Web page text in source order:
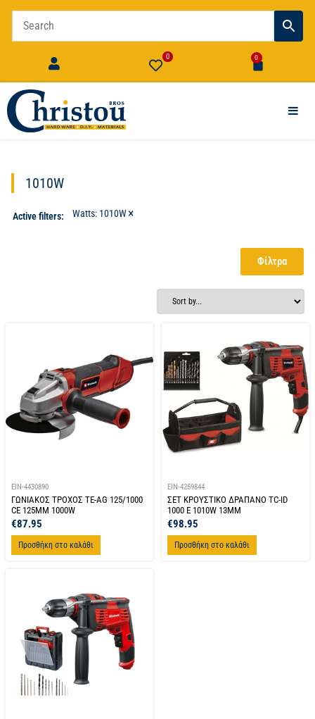
0 0
1010W
Active filters: Watts: 1010W×
Φίλτρα
EIN-4430890
ΓΩΝΙΑΚΟΣ ΤΡΟΧΟΣ TE-AG 125/1000
CE 125MM 1000W
€87.95
Προσθήκη στο καλάθι
EIN-4259844
ΣΕΤ ΚΡΟΥΣΤΙΚΟ ΔΡΑΠΑΝΟ TC-ID
1000 E 1010W 13MM
€98.95
Προσθήκη στο καλάθι